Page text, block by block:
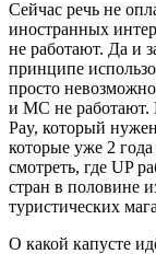
Сейчас речь не
иностранных
не работают. Да и
принципе
просто невозможно
и MC не
Pay, который
которые уже 2
смотреть, где UP
стран в половине
туристических
О какой капусте